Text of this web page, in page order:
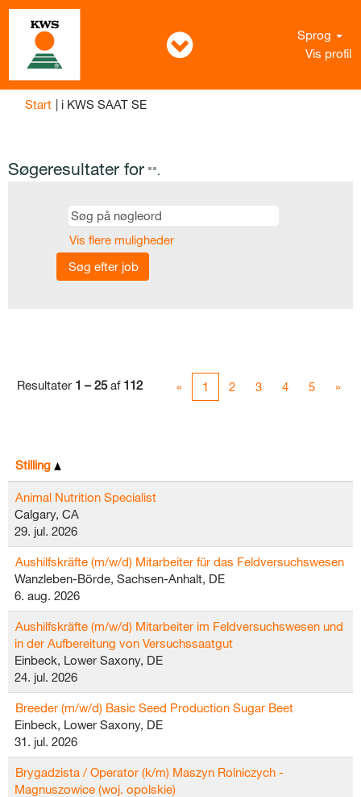
Sprog
Vis profil
Start | i KWS SAAT SE(aktuel
Søgeresultater for "".
Vis flere muligheder
Resultater 1 – 25af 112 « 1 2 3 4 5 »
Stilling
Animal Nutrition Specialist
Calgary, CA
29. jul. 2026
Aushilfskräfte (m/w/d) Mitarbeiter für das Feldversuchswesen
Wanzleben-Börde, Sachsen-Anhalt, DE
6. aug. 2026
Aushilfskräfte (m/w/d) Mitarbeiter im Feldversuchswesen und
in der Aufbereitung von Versuchssaatgut
Einbeck, Lower Saxony, DE
24. jul. 2026
Breeder (m/w/d) Basic Seed Production Sugar Beet
Einbeck, Lower Saxony, DE
31. jul. 2026
Brygadzista / Operator (k/m) Maszyn Rolniczych -
Magnuszowice (woj. opolskie)